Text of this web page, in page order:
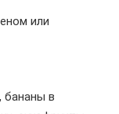
или
бананы в